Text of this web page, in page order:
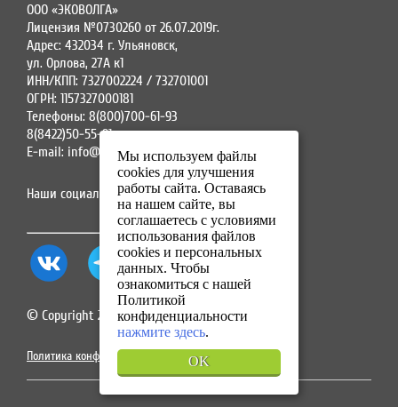
ООО «ЭКОВОЛГА»
Лицензия №0730260 от 26.07.2019г.
Адрес: 432034 г. Ульяновск,
ул. Орлова, 27А к1
ИНН/КПП: 7327002224 / 732701001
ОГРН: 1157327000181
Телефоны: 8(800)700-61-93
8(8422)50-55-91
E-mail: info@ecovolga73.ru
Наши социальные сети:
© Copyright 2025. Все права защищены.
Политика конфиденциальности
Мы используем файлы
cookies для улучшения
работы сайта. Оставаясь
на нашем сайте, вы
соглашаетесь с условиями
использования файлов
cookies и персональных
данных. Чтобы
ознакомиться с нашей
Политикой
конфиденциальности
нажмите здесь.
OK